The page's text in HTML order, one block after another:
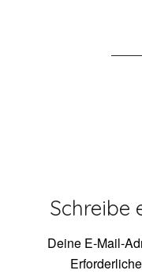
Schreibe
Deine E-Mail-